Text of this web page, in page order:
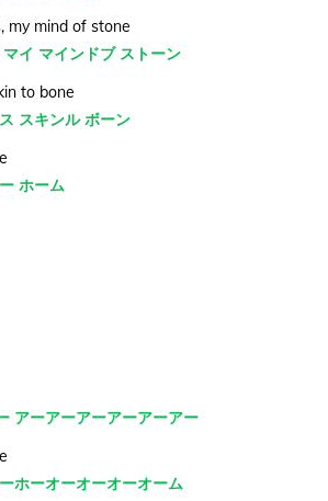
my mind of stone
イ マインドブ ストーン
to bone
スキンル ボーン
ホーム
アーアーアーアーアーアー
ホーオーオーオーオーム